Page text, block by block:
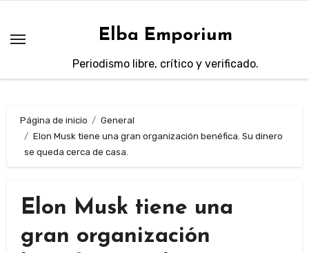
contenido
Elba Emporium
Periodismo libre, crítico y verificado.
Página de inicio
General
Elon Musk tiene una gran organización benéfica. Su dinero
se queda cerca de casa.
Elon Musk tiene una
gran organización